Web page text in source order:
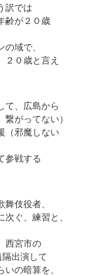
訳では
齢が２０歳
域で、
２０歳と言え
て、広島から
がってない）
（邪魔しない
参戦する
伎役者、
ぐ、練習と、
西宮市の
出演して
の暗算を、